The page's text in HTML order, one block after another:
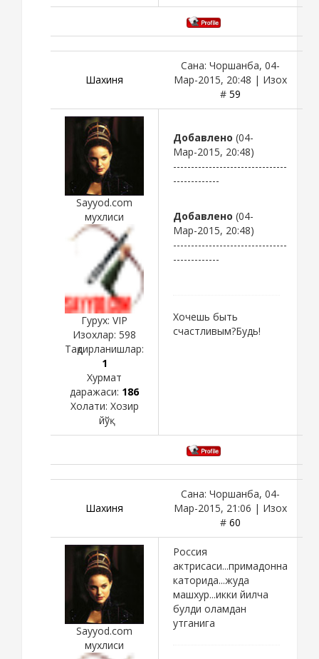
Шахиня
Сана: Чоршанба, 04-
Мар-2015, 20:48 | Изох
# 59
Sayyod.com
мухлиси
Гурух: VIP
Изохлар: 598
Тақдирланишлар:
1
Хурмат
даражаси: 186
Холати: Хозир
йўқ
Добавлено (04-
Мар-2015, 20:48)
--------------------------------
-------------
Добавлено (04-
Мар-2015, 20:48)
--------------------------------
-------------
Хочешь быть
счастливым?Будь!
Шахиня
Сана: Чоршанба, 04-
Мар-2015, 21:06 | Изох
# 60
Sayyod.com
мухлиси
Россия
актрисаси...примадонна
каторида...жуда
машхур...икки йилча
булди оламдан
утганига